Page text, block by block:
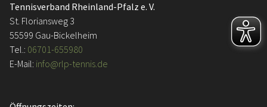
Tennisverband Rheinland-Pfalz e. V.
St. Floriansweg 3
55599 Gau-Bickelheim
Tel.: 06701-655980
E-Mail: info@rlp-tennis.de